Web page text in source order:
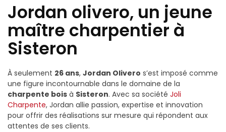
Jordan olivero, un jeune
maître charpentier à
Sisteron
À seulement 26 ans, Jordan Olivero s’est imposé comme
une figure incontournable dans le domaine de la
charpente bois à Sisteron. Avec sa société Joli
Charpente, Jordan allie passion, expertise et innovation
pour offrir des réalisations sur mesure qui répondent aux
attentes de ses clients.